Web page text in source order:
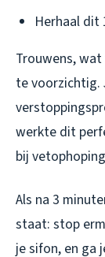
Herhaal dit
Trouwens,
te voorzichtig.
werkte dit
bij
Als na 3
staat: stop
je sifon, en ga